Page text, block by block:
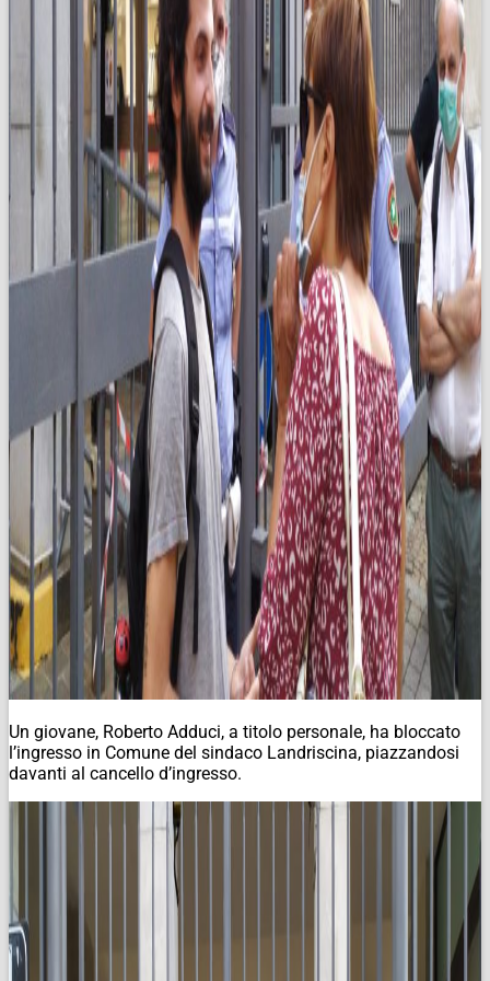
Un giovane, Roberto Adduci, a titolo personale, ha bloccato
l’ingresso in Comune del sindaco Landriscina, piazzandosi
davanti al cancello d’ingresso.